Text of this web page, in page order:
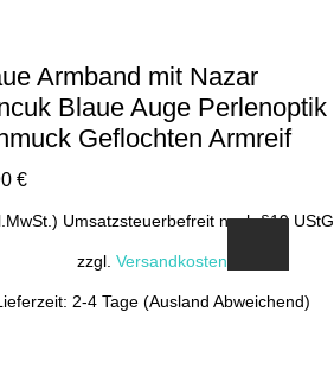
Armband mit Nazar
Blaue Auge Perlenoptik
Geflochten Armreif
€
Umsatzsteuerbefreit nach §19 UStG
zzgl. Versandkosten
2-4 Tage (Ausland Abweichend)